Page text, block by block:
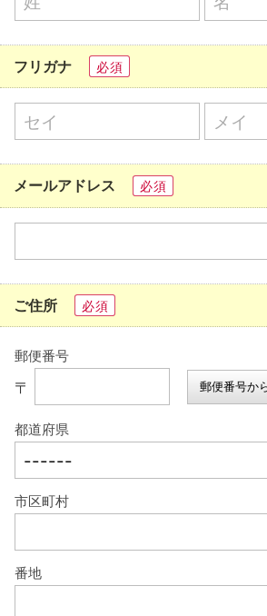
フリガナ 必須
メールアドレス 必須
ご住所 必須
郵便番号
〒 郵便番号か
都道府県
市区町村
番地